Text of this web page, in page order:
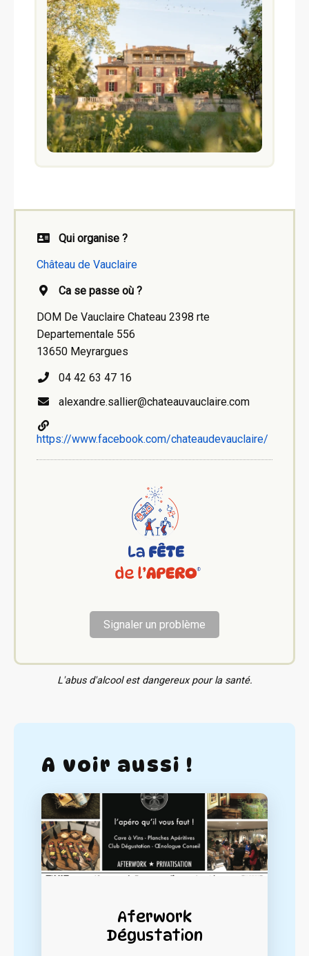
Qui organise ?
Château de Vauclaire
Ca se passe où ?
DOM De Vauclaire Chateau 2398 rte
Departementale 556
13650 Meyrargues
04 42 63 47 16
alexandre.sallier@chateauvauclaire.com
https://www.facebook.com/chateaudevauclaire/
Signaler un problème
L'abus d'alcool est dangereux pour la santé.
A voir aussi !
Aferwork
Dégustation